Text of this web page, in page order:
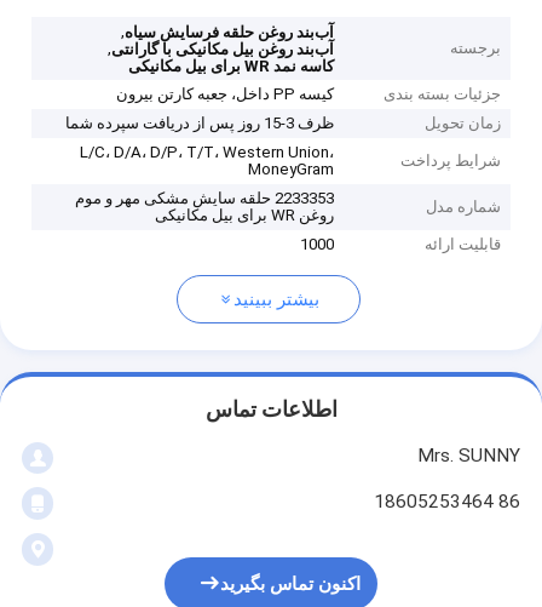
برجسته
آب‌بند روغن حلقه فرسایش سیاه,
آب‌بند روغن بیل مکانیکی با گارانتی,
کاسه نمد WR برای بیل مکانیکی
جزئیات بسته بندی
کیسه PP داخل، جعبه کارتن بیرون
زمان تحویل
ظرف 3-15 روز پس از دریافت سپرده شما
شرایط پرداخت
L/C، D/A، D/P، T/T، Western Union،
MoneyGram
شماره مدل
2233353 حلقه سایش مشکی مهر و موم
روغن WR برای بیل مکانیکی
قابلیت ارائه
1000
بیشتر ببینید
اطلاعات تماس
Mrs. SUNNY
86 18605253464
اکنون تماس بگیرید